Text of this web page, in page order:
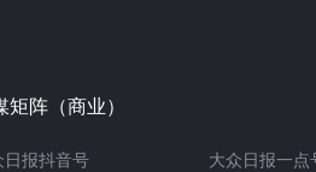
矩阵（商业）
日报抖音号
大众日报一点